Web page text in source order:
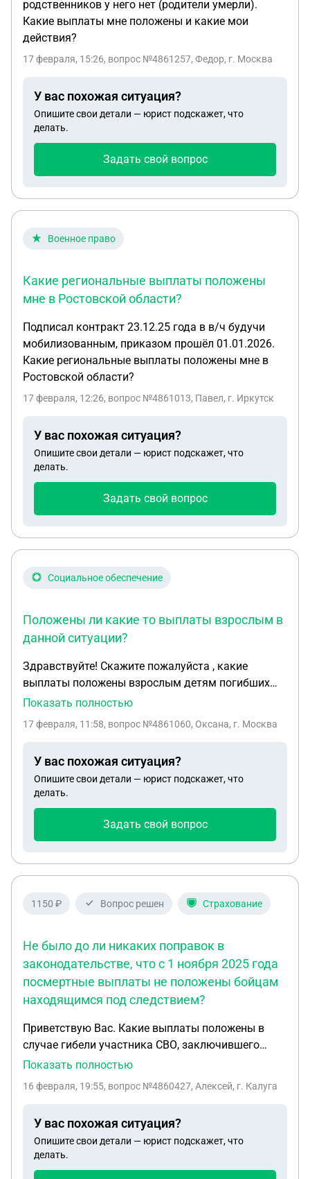
родственников у него нет (родители умерли).
Какие выплаты мне положены и какие мои
действия?
17 февраля, 15:26, вопрос №4861257, Федор, г. Москва
У вас похожая ситуация?
Опишите свои детали — юрист подскажет, что
делать.
Задать свой вопрос
Военное право
Какие региональные выплаты положены
мне в Ростовской области?
Подписал контракт 23.12.25 года в в/ч будучи
мобилизованным, приказом прошёл 01.01.2026.
Какие региональные выплаты положены мне в
Ростовской области?
17 февраля, 12:26, вопрос №4861013, Павел, г. Иркутск
У вас похожая ситуация?
Опишите свои детали — юрист подскажет, что
делать.
Задать свой вопрос
Социальное обеспечение
Положены ли какие то выплаты взрослым в
данной ситуации?
Здравствуйте! Скажите пожалуйста , какие
выплаты положены взрослым детям погибших
участников в ходе сво ? Родителей нет , жены нет ,
38 лет и 2 несовершеннолетних 15 и 8 лет.
данной ситуации ?Республика Крым
Показать полностью
17 февраля, 11:58, вопрос №4861060, Оксана, г. Москва
У вас похожая ситуация?
Опишите свои детали — юрист подскажет, что
делать.
Задать свой вопрос
1150 ₽ Вопрос решен Страхование
Не было до ли никаких поправок в
законодательстве, что с 1 ноября 2025 года
посмертные выплаты не положены бойцам
находящимся под следствием?
Приветствую Вас. Какие выплаты положены в
случае гибели участника СВО, заключившего
контракт находясь под следствием, приговора
СИЗО. Не было до ли никаких поправок в
посмертные выплаты не положены бойцам
находящимся под следствием?
Показать полностью
16 февраля, 19:55, вопрос №4860427, Алексей, г. Калуга
У вас похожая ситуация?
Опишите свои детали — юрист подскажет, что
делать.